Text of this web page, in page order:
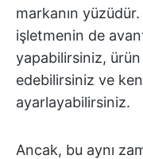
markanın
işletmenin de
yapabilirsiniz,
edebilirsiniz ve
ayarlayabilirsiniz.
Ancak, bu aynı